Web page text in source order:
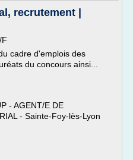
recrutement |
cadre d'emplois des
du concours ainsi...
- AGENT/E DE
- Sainte-Foy-lès-Lyon